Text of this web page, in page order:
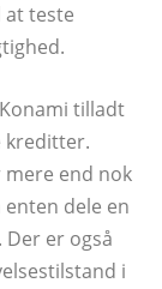
teste
tilladt
kreditter.
end nok
dele en
er også
i